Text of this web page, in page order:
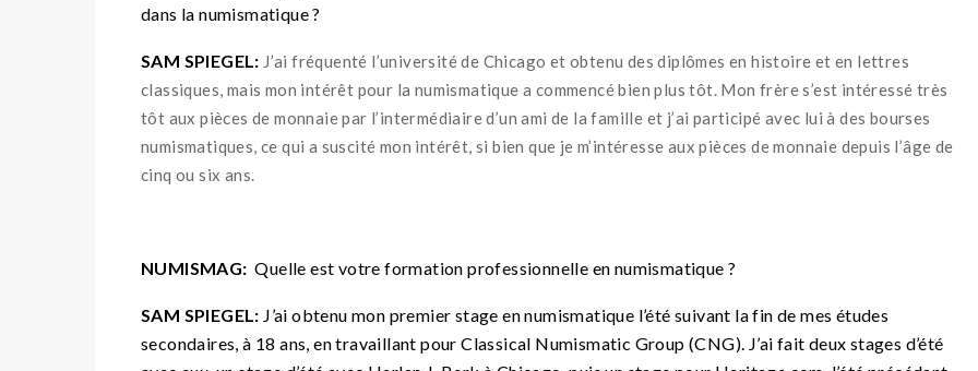
dans la numismatique ?
SAM SPIEGEL: J’ai fréquenté l’université de Chicago et obtenu des diplômes en histoire et en lettres
classiques, mais mon intérêt pour la numismatique a commencé bien plus tôt. Mon frère s’est intéressé très
tôt aux pièces de monnaie par l’intermédiaire d’un ami de la famille et j’ai participé avec lui à des bourses
numismatiques, ce qui a suscité mon intérêt, si bien que je m’intéresse aux pièces de monnaie depuis l’âge de
cinq ou six ans.
NUMISMAG: Quelle est votre formation professionnelle en numismatique ?
SAM SPIEGEL: J’ai obtenu mon premier stage en numismatique l’été suivant la fin de mes études
secondaires, à 18 ans, en travaillant pour Classical Numismatic Group (CNG). J’ai fait deux stages d’été